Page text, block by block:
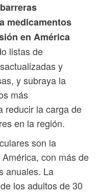
medicamentos
en América
listas de
y
y subraya la
más
reducir la carga de
en la región.
son la
con más de
anuales. La
los adultos de 30